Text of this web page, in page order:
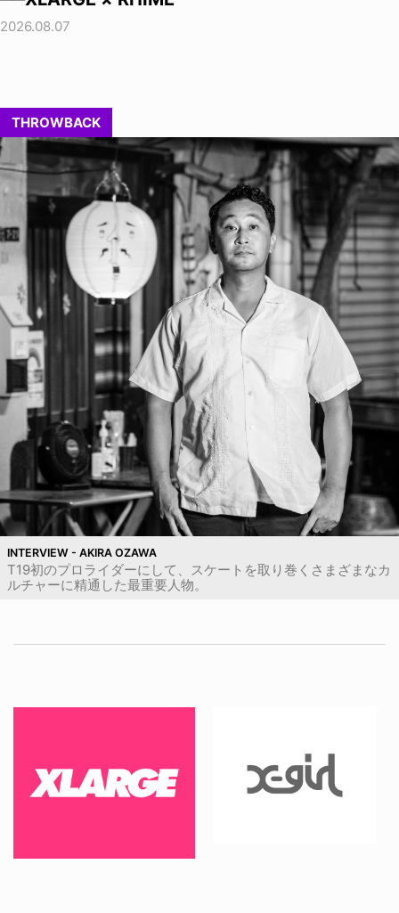
2026.08.07
THROWBACK
INTERVIEW - AKIRA OZAWA
T19初のプロライダーにして、スケートを取り巻くさまざまなカ
ルチャーに精通した最重要人物。